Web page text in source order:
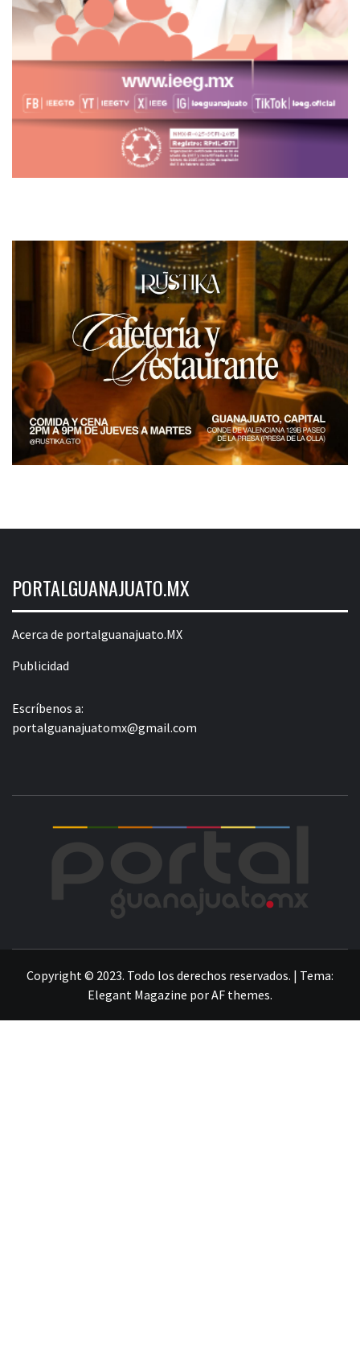
PORTALGUANAJUATO.MX
Acerca de portalguanajuato.MX
Publicidad
Escríbenos a:
portalguanajuatomx@gmail.com
Copyright © 2023. Todo los derechos reservados. | Tema:
Elegant Magazine porAF themes.